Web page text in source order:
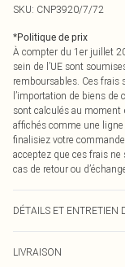
SKU: CNP3920/7/72
*Politique de prix
À compter du 1er juillet
sein de l’UE sont
remboursables. Ces frais
l’importation de biens de
sont calculés au moment
affichés comme une
finalisiez votre
acceptez que ces frais
cas de retour ou
DÉTAILS ET ENTRETIEN
déteindre.
LIVRAISON